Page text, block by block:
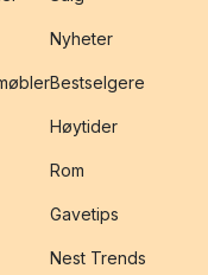
Nyheter
Bestselgere
Høytider
Rom
Gavetips
Nest Trends